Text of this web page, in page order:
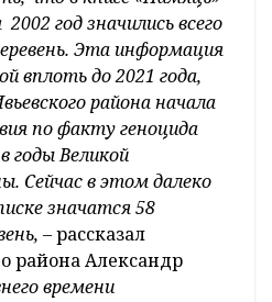
год значились всего
Эта информация
вплоть до 2021 года,
района начала
по факту геноцида
годы Великой
Сейчас в этом далеко
значатся 58
–рассказал
района Александр
времени